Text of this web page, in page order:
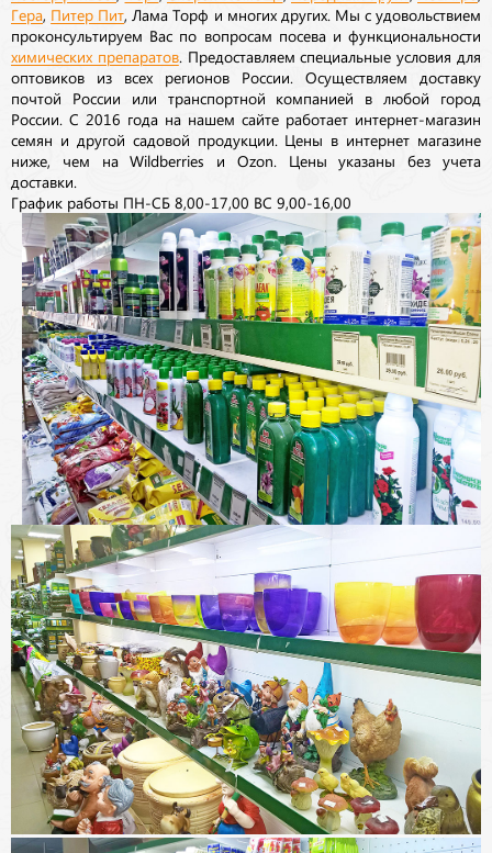
Гера Питер Пит , Лама Торф и многих других. Мы с удовольствием
проконсультируем Вас по вопросам посева и функциональности
химических препаратов. Предоставляем специальные условия для
оптовиков из всех регионов России. Осуществляем доставку
почтой России или транспортной компанией в любой город
России. С 2016 года на нашем сайте работает интернет-магазин
семян и другой садовой продукции. Цены в интернет магазине
ниже, чем на Wildberries и Ozon. Цены указаны без учета
доставки.
График работы ПН-СБ 8,00-17,00 ВС 9,00-16,00